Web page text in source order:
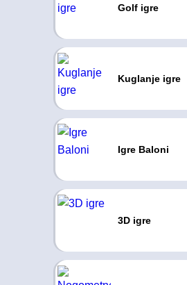
Golf igre
Kuglanje igre
Igre Baloni
3D igre